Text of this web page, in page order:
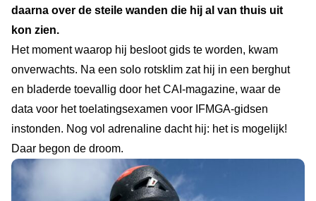
daarna over de steile wanden die hij al van thuis uit
kon zien.
Het moment waarop hij besloot gids te worden, kwam
onverwachts. Na een solo rotsklim zat hij in een berghut
en bladerde toevallig door het CAI-magazine, waar de
data voor het toelatingsexamen voor IFMGA-gidsen
instonden. Nog vol adrenaline dacht hij: het is mogelijk!
Daar begon de droom.